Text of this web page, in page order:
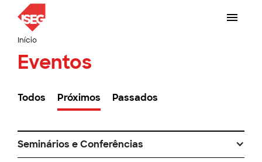
Início
Eventos
Todos Próximos Passados
Seminários e Conferências